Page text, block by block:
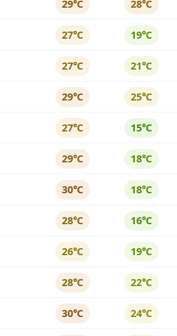
29℃ 28℃
27℃ 19℃
27℃ 21℃
29℃ 25℃
27℃ 15℃
29℃ 18℃
30℃ 18℃
28℃ 16℃
26℃ 19℃
28℃ 22℃
30℃ 24℃